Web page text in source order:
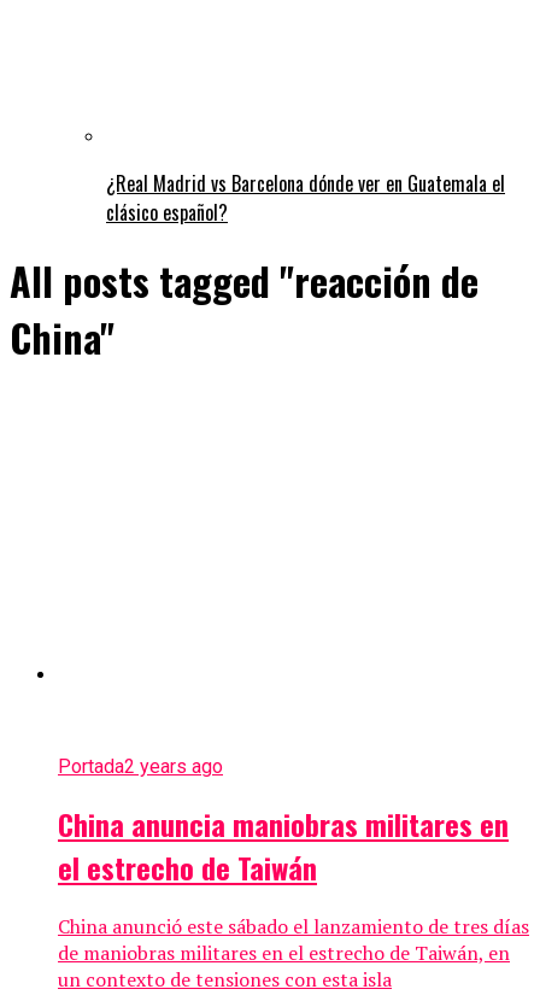
¿Real Madrid vs Barcelona dónde ver en Guatemala el
clásico español?
All posts tagged "reacción de
China"
Portada2 years ago
China anuncia maniobras militares en
el estrecho de Taiwán
China anunció este sábado el lanzamiento de tres días
de maniobras militares en el estrecho de Taiwán, en
un contexto de tensiones con esta isla